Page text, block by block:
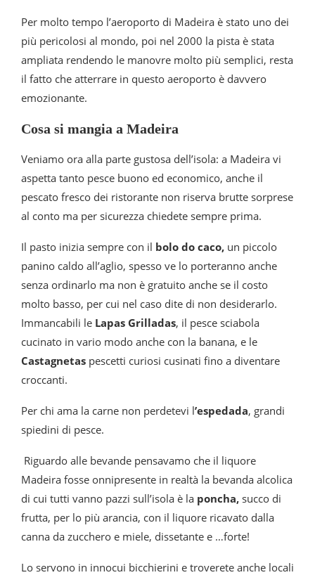
Per molto tempo l’aeroporto di Madeira è stato uno dei
più pericolosi al mondo, poi nel 2000 la pista è stata
ampliata rendendo le manovre molto più semplici, resta
il fatto che atterrare in questo aeroporto è davvero
emozionante.
Cosa si mangia a Madeira
Veniamo ora alla parte gustosa dell’isola: a Madeira vi
aspetta tanto pesce buono ed economico, anche il
pescato fresco dei ristorante non riserva brutte sorprese
al conto ma per sicurezza chiedete sempre prima.
Il pasto inizia sempre con il bolo do caco, un piccolo
panino caldo all’aglio, spesso ve lo porteranno anche
senza ordinarlo ma non è gratuito anche se il costo
molto basso, per cui nel caso dite di non desiderarlo.
Immancabili le Lapas Grilladas, il pesce sciabola
cucinato in vario modo anche con la banana, e le
Castagnetas pescetti curiosi cusinati fino a diventare
croccanti.
Per chi ama la carne non perdetevi l’espedada, grandi
spiedini di pesce.
Riguardo alle bevande pensavamo che il liquore
Madeira fosse onnipresente in realtà la bevanda alcolica
di cui tutti vanno pazzi sull’isola è la poncha, succo di
frutta, per lo più arancia, con il liquore ricavato dalla
canna da zucchero e miele, dissetante e …forte!
Lo servono in innocui bicchierini e troverete anche locali